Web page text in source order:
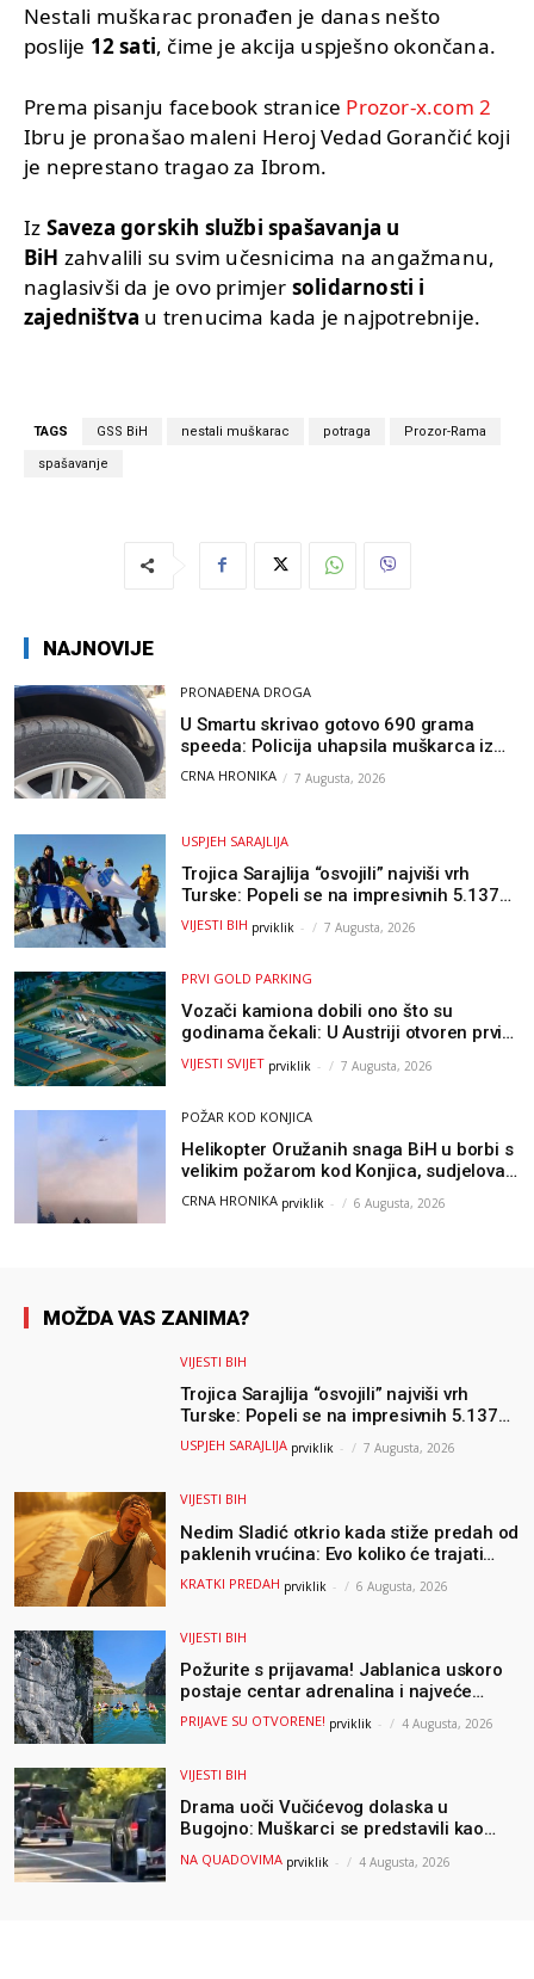
Nestali muškarac pronađen je danas nešto
poslije 12 sati, čime je akcija uspješno okončana.
Prema pisanju facebook stranice Prozor-x.com 2
Ibru je pronašao maleni Heroj Vedad Gorančić koji
je neprestano tragao za Ibrom.
Iz Saveza gorskih službi spašavanja u
BiH zahvalili su svim učesnicima na angažmanu,
naglasivši da je ovo primjer solidarnosti i
zajedništva u trenucima kada je najpotrebnije.
TAGS GSS BiH nestali muškarac potraga Prozor-Rama
spašavanje
NAJNOVIJE
PRONAĐENA DROGA
U Smartu skrivao gotovo 690 grama
speeda: Policija uhapsila muškarca iz
Hercegovine
CRNA HRONIKA 7 Augusta, 2026
USPJEH SARAJLIJA
Trojica Sarajlija “osvojili” najviši vrh
Turske: Popeli se na impresivnih 5.137
metara
VIJESTI BIH prviklik - 7 Augusta, 2026
PRVI GOLD PARKING
Vozači kamiona dobili ono što su
godinama čekali: U Austriji otvoren prvi
GOLD sigurni parking
VIJESTI SVIJET prviklik - 7 Augusta, 2026
POŽAR KOD KONJICA
Helikopter Oružanih snaga BiH u borbi s
velikim požarom kod Konjica, sudjelovao
i Air Tractor
CRNA HRONIKA prviklik - 6 Augusta, 2026
MOŽDA VAS ZANIMA?
VIJESTI BIH
Trojica Sarajlija “osvojili” najviši vrh
Turske: Popeli se na impresivnih 5.137
metara
USPJEH SARAJLIJA prviklik - 7 Augusta, 2026
VIJESTI BIH
Nedim Sladić otkrio kada stiže predah od
paklenih vrućina: Evo koliko će trajati
osvježenje u BiH
KRATKI PREDAH prviklik - 6 Augusta, 2026
VIJESTI BIH
Požurite s prijavama! Jablanica uskoro
postaje centar adrenalina i najveće
outdoor avanture ovog ljeta
PRIJAVE SU OTVORENE! prviklik - 4 Augusta, 2026
VIJESTI BIH
Drama uoči Vučićevog dolaska u
Bugojno: Muškarci se predstavili kao
osiguranje pa pobjegli u šumu
NA QUADOVIMA prviklik - 4 Augusta, 2026